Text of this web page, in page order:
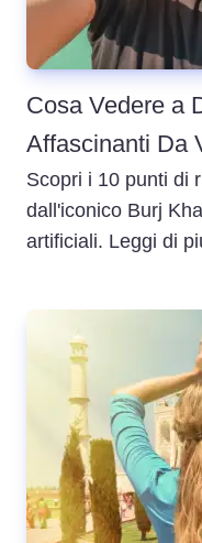
Cosa Vedere a
Affascinanti Da
Scopri i 10 punti di
dall'iconico Burj
artificiali. Leggi di